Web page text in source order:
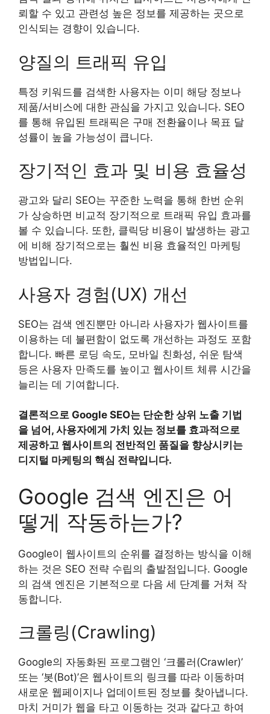
뢰할 수 있고 관련성 높은 정보를 제공하는 곳으로
인식되는 경향이 있습니다.
양질의 트래픽 유입
특정 키워드를 검색한 사용자는 이미 해당 정보나
제품/서비스에 대한 관심을 가지고 있습니다. SEO
를 통해 유입된 트래픽은 구매 전환율이나 목표 달
성률이 높을 가능성이 큽니다.
장기적인 효과 및 비용 효율성
광고와 달리 SEO는 꾸준한 노력을 통해 한번 순위
가 상승하면 비교적 장기적으로 트래픽 유입 효과를
볼 수 있습니다. 또한, 클릭당 비용이 발생하는 광고
에 비해 장기적으로는 훨씬 비용 효율적인 마케팅
방법입니다.
사용자 경험(UX) 개선
SEO는 검색 엔진뿐만 아니라 사용자가 웹사이트를
이용하는 데 불편함이 없도록 개선하는 과정도 포함
합니다. 빠른 로딩 속도, 모바일 친화성, 쉬운 탐색
등은 사용자 만족도를 높이고 웹사이트 체류 시간을
늘리는 데 기여합니다.
결론적으로 Google SEO는 단순한 상위 노출 기법
을 넘어, 사용자에게 가치 있는 정보를 효과적으로
제공하고 웹사이트의 전반적인 품질을 향상시키는
디지털 마케팅의 핵심 전략입니다.
Google 검색 엔진은 어
떻게 작동하는가?
Google이 웹사이트의 순위를 결정하는 방식을 이해
하는 것은 SEO 전략 수립의 출발점입니다. Google
의 검색 엔진은 기본적으로 다음 세 단계를 거쳐 작
동합니다.
크롤링(Crawling)
Google의 자동화된 프로그램인 ‘크롤러(Crawler)’
또는 ‘봇(Bot)’은 웹사이트의 링크를 따라 이동하며
새로운 웹페이지나 업데이트된 정보를 찾아냅니다.
마치 거미가 웹을 타고 이동하는 것과 같다고 하여